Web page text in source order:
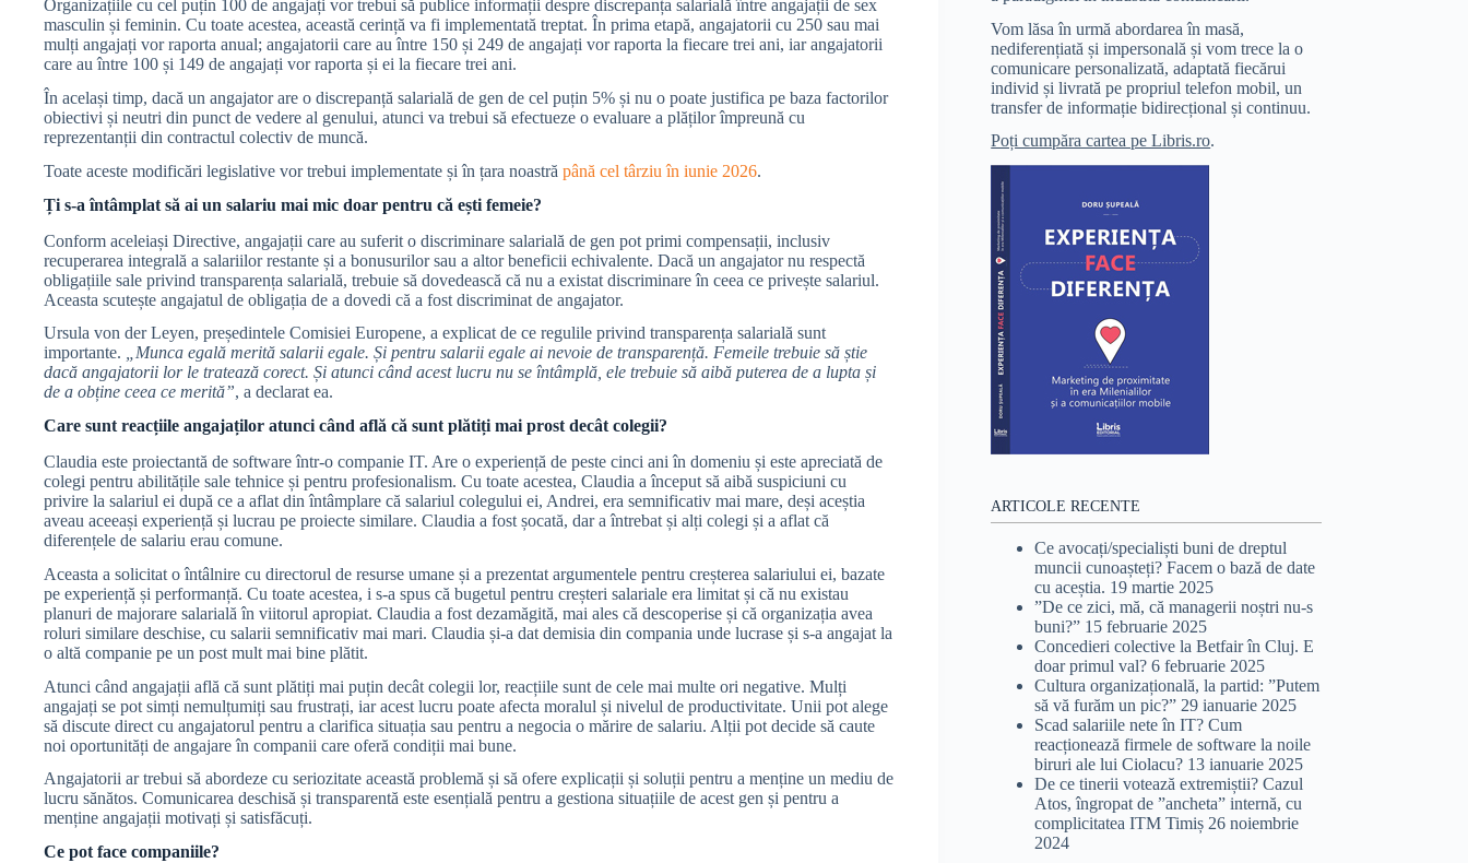
Organizațiile cu cel puțin 100 de angajați vor trebui să publice informații despre discrepanța salarială între angajații de sex
masculin și feminin. Cu toate acestea, această cerință va fi implementată treptat. În prima etapă, angajatorii cu 250 sau mai
mulți angajați vor raporta anual; angajatorii care au între 150 și 249 de angajați vor raporta la fiecare trei ani, iar angajatorii
care au între 100 și 149 de angajați vor raporta și ei la fiecare trei ani.
În același timp, dacă un angajator are o discrepanță salarială de gen de cel puțin 5% și nu o poate justifica pe baza factorilor
obiectivi și neutri din punct de vedere al genului, atunci va trebui să efectueze o evaluare a plăților împreună cu
reprezentanții din contractul colectiv de muncă.
Toate aceste modificări legislative vor trebui implementate și în țara noastră până cel târziu în iunie 2026.
Ți s-a întâmplat să ai un salariu mai mic doar pentru că ești femeie?
Conform aceleiași Directive, angajații care au suferit o discriminare salarială de gen pot primi compensații, inclusiv
recuperarea integrală a salariilor restante și a bonusurilor sau a altor beneficii echivalente. Dacă un angajator nu respectă
obligațiile sale privind transparența salarială, trebuie să dovedească că nu a existat discriminare în ceea ce privește salariul.
Aceasta scutește angajatul de obligația de a dovedi că a fost discriminat de angajator.
Ursula von der Leyen, președintele Comisiei Europene, a explicat de ce regulile privind transparența salarială sunt
importante.
„Munca egală merită salarii egale. Și pentru salarii egale ai nevoie de transparență. Femeile trebuie să știe
dacă angajatorii lor le tratează corect. Și atunci când acest lucru nu se întâmplă, ele trebuie să aibă puterea de a lupta și
de a obține ceea ce merită”, a declarat ea.
Care sunt reacțiile angajaților atunci când află că sunt plătiți mai prost decât colegii?
Claudia este proiectantă de software într-o companie IT. Are o experiență de peste cinci ani în domeniu și este apreciată de
colegi pentru abilitățile sale tehnice și pentru profesionalism. Cu toate acestea, Claudia a început să aibă suspiciuni cu
privire la salariul ei după ce a aflat din întâmplare că salariul colegului ei, Andrei, era semnificativ mai mare, deși aceștia
aveau aceeași experiență și lucrau pe proiecte similare. Claudia a fost șocată, dar a întrebat și alți colegi și a aflat că
diferențele de salariu erau comune.
Aceasta a solicitat o întâlnire cu directorul de resurse umane și a prezentat argumentele pentru creșterea salariului ei, bazate
pe experiență și performanță. Cu toate acestea, i s-a spus că bugetul pentru creșteri salariale era limitat și că nu existau
planuri de majorare salarială în viitorul apropiat. Claudia a fost dezamăgită, mai ales că descoperise și că organizația avea
roluri similare deschise, cu salarii semnificativ mai mari. Claudia și-a dat demisia din compania unde lucrase și s-a angajat la
o altă companie pe un post mult mai bine plătit.
Atunci când angajații află că sunt plătiți mai puțin decât colegii lor, reacțiile sunt de cele mai multe ori negative. Mulți
angajați se pot simți nemulțumiți sau frustrați, iar acest lucru poate afecta moralul și nivelul de productivitate. Unii pot alege
să discute direct cu angajatorul pentru a clarifica situația sau pentru a negocia o mărire de salariu. Alții pot decide să caute
noi oportunități de angajare în companii care oferă condiții mai bune.
Angajatorii ar trebui să abordeze cu seriozitate această problemă și să ofere explicații și soluții pentru a menține un mediu de
lucru sănătos. Comunicarea deschisă și transparentă este esențială pentru a gestiona situațiile de acest gen și pentru a
menține angajații motivați și satisfăcuți.
Ce pot face companiile?
Vom lăsa în urmă abordarea în masă,
nediferențiată și impersonală și vom trece la o
comunicare personalizată, adaptată fiecărui
individ și livrată pe propriul telefon mobil, un
transfer de informație bidirecțional și continuu.
Poți cumpăra cartea pe Libris.ro.
ARTICOLE RECENTE
Ce avocați/specialiști buni de dreptul
muncii cunoașteți? Facem o bază de date
cu aceștia. 19 martie 2025
”De ce zici, mă, că managerii noștri nu-s
buni?” 15 februarie 2025
Concedieri colective la Betfair în Cluj. E
doar primul val? 6 februarie 2025
Cultura organizațională, la partid: ”Putem
să vă furăm un pic?” 29 ianuarie 2025
Scad salariile nete în IT? Cum
reacționează firmele de software la noile
biruri ale lui Ciolacu? 13 ianuarie 2025
De ce tinerii votează extremiștii? Cazul
Atos, îngropat de ”ancheta” internă, cu
complicitatea ITM Timiș 26 noiembrie
2024